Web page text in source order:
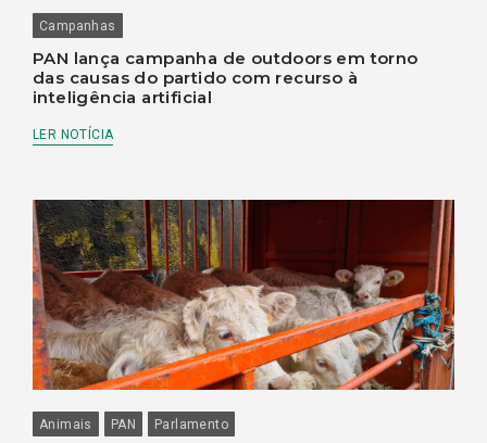
Campanhas
PAN lança campanha de outdoors em torno
das causas do partido com recurso à
inteligência artificial
LER NOTÍCIA
Animais PAN Parlamento